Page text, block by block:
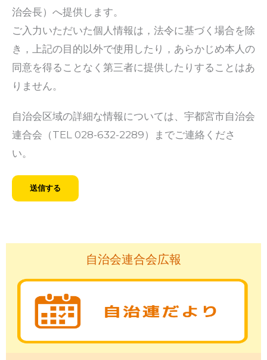
治会長）へ提供します。
ご入力いただいた個人情報は，法令に基づく場合を除
き，上記の目的以外で使用したり，あらかじめ本人の
同意を得ることなく第三者に提供したりすることはあ
りません。
自治会区域の詳細な情報については、宇都宮市自治会
連合会（TEL 028-632-2289）までご連絡くださ
い。
自治会連合会広報